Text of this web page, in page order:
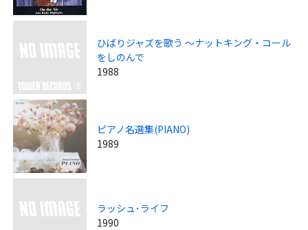
ひばりジャズを歌う ～ナットキング・コール
をしのんで
1988
ピアノ名選集(PIANO)
1989
ラッシュ･ライフ
1990